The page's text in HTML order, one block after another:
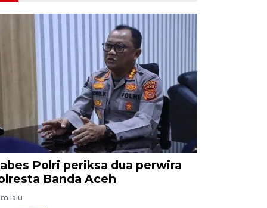
Polri periksa dua perwira
Banda Aceh
lalu